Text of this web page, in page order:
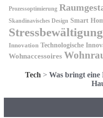
Prozessoptimierung
Skandinavisches Design Smart
Stressbewältigung
Innovation Technologische
Wohnaccessoires
Tech > Was bringt eine